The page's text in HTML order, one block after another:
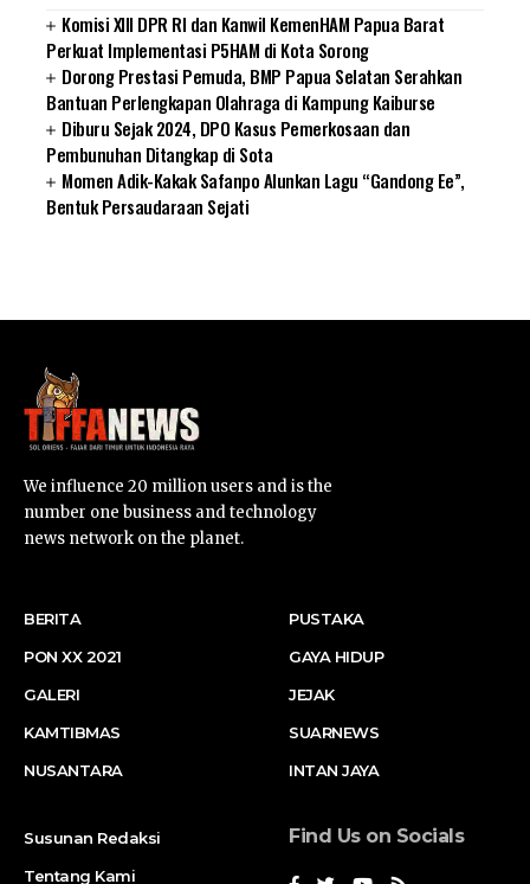
Komisi XIII DPR RI dan Kanwil KemenHAM Papua Barat
Perkuat Implementasi P5HAM di Kota Sorong
Dorong Prestasi Pemuda, BMP Papua Selatan Serahkan
Bantuan Perlengkapan Olahraga di Kampung Kaiburse
Diburu Sejak 2024, DPO Kasus Pemerkosaan dan
Pembunuhan Ditangkap di Sota
Momen Adik-Kakak Safanpo Alunkan Lagu “Gandong Ee”,
Bentuk Persaudaraan Sejati
We influence 20 million users and is the
number one business and technology
news network on the planet.
BERITA
PON XX 2021
GALERI
KAMTIBMAS
NUSANTARA
PUSTAKA
GAYA HIDUP
JEJAK
SUARNEWS
INTAN JAYA
Susunan Redaksi
Tentang Kami
Find Us on Socials